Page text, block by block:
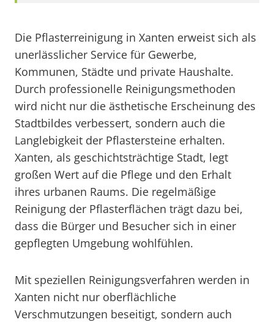
Die Pflasterreinigung in Xanten erweist sich als
unerlässlicher Service für Gewerbe,
Kommunen, Städte und private Haushalte.
Durch professionelle Reinigungsmethoden
wird nicht nur die ästhetische Erscheinung des
Stadtbildes verbessert, sondern auch die
Langlebigkeit der Pflastersteine erhalten.
Xanten, als geschichtsträchtige Stadt, legt
großen Wert auf die Pflege und den Erhalt
ihres urbanen Raums. Die regelmäßige
Reinigung der Pflasterflächen trägt dazu bei,
dass die Bürger und Besucher sich in einer
gepflegten Umgebung wohlfühlen.
Mit speziellen Reinigungsverfahren werden in
Xanten nicht nur oberflächliche
Verschmutzungen beseitigt, sondern auch